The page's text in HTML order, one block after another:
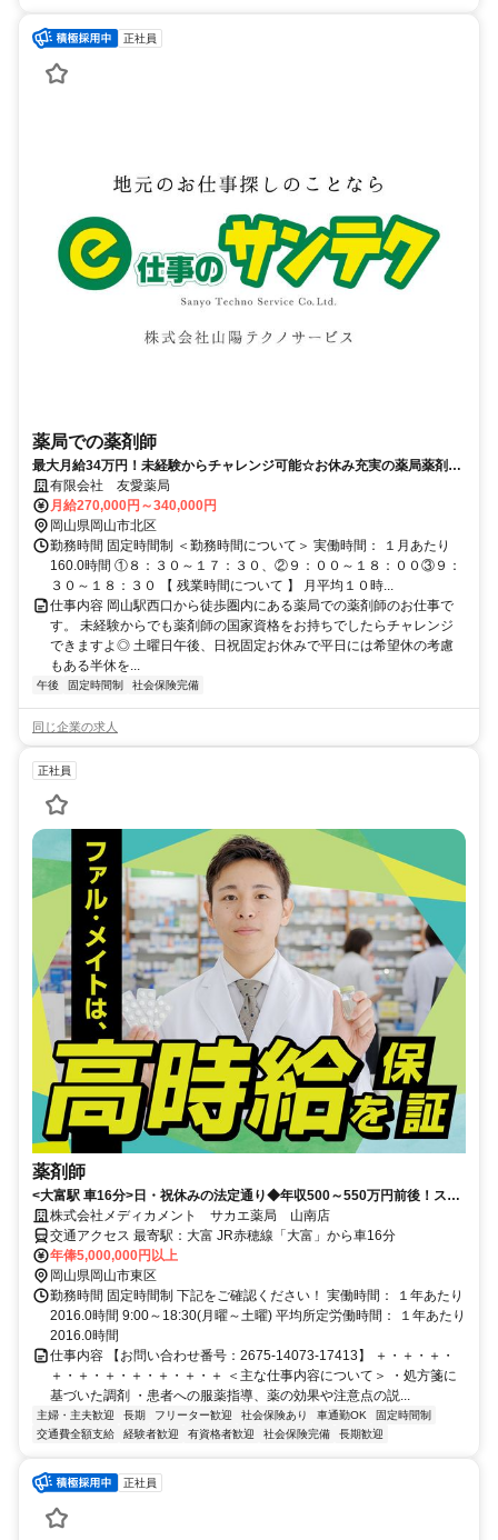
正社員
薬局での薬剤師
最大月給34万円！未経験からチャレンジ可能☆お休み充実の薬局薬剤師
のお仕事♪
有限会社 友愛薬局
月給270,000円～340,000円
岡山県岡山市北区
勤務時間 固定時間制 ＜勤務時間について＞ 実働時間： １月あたり
160.0時間 ①８：３０～１７：３０、②９：００～１８：００③９：
３０～１８：３０ 【 残業時間について 】 月平均１０時...
仕事内容 岡山駅西口から徒歩圏内にある薬局での薬剤師のお仕事で
す。 未経験からでも薬剤師の国家資格をお持ちでしたらチャレンジ
できますよ◎ 土曜日午後、日祝固定お休みで平日には希望休の考慮
もある半休を...
午後 固定時間制 社会保険完備
同じ企業の求人
正社員
薬剤師
<大富駅 車16分>日・祝休みの法定通り◆年収500～550万円前後！スキ
ルを活かせる
株式会社メディカメント サカエ薬局 山南店
交通アクセス 最寄駅：大富 JR赤穂線「大富」から車16分
年俸5,000,000円以上
岡山県岡山市東区
勤務時間 固定時間制 下記をご確認ください！ 実働時間： １年あたり
2016.0時間 9:00～18:30(月曜～土曜) 平均所定労働時間： １年あたり
2016.0時間
仕事内容 【お問い合わせ番号：2675-14073-17413】 ＋・＋・＋・
＋・＋・＋・＋・＋・＋・＋ ＜主な仕事内容について＞ ・処方箋に
基づいた調剤 ・患者への服薬指導、薬の効果や注意点の説...
主婦・主夫歓迎 長期 フリーター歓迎 社会保険あり 車通勤OK
固定時間制
交通費全額支給
経験者歓迎 有資格者歓迎 社会保険完備 長期歓迎
正社員